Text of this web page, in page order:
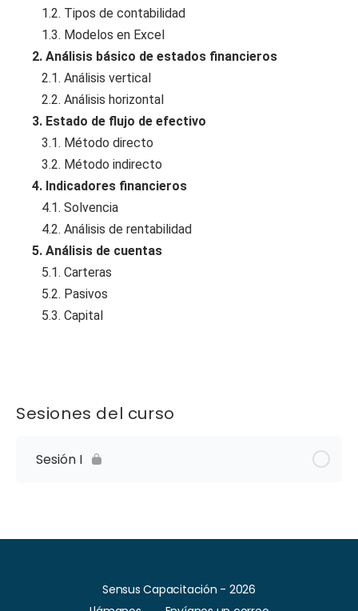
1.2. Tipos de contabilidad
1.3. Modelos en Excel
2. Análisis básico de estados financieros
2.1. Análisis vertical
2.2. Análisis horizontal
3. Estado de flujo de efectivo
3.1. Método directo
3.2. Método indirecto
4. Indicadores financieros
4.1. Solvencia
4.2. Análisis de rentabilidad
5. Análisis de cuentas
5.1. Carteras
5.2. Pasivos
5.3. Capital
Sesiones del curso
Sesión I
Sensus Capacitación - 2026